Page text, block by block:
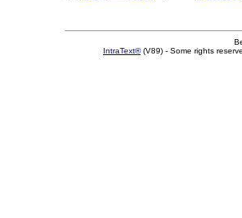
IntraText®(V89) - Some rights